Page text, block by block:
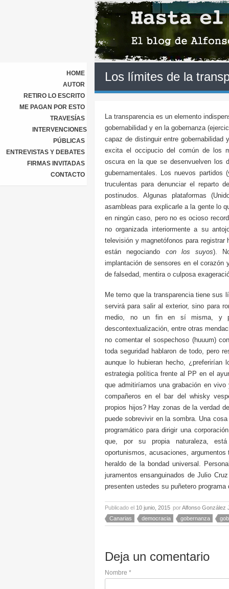
HOME
AUTOR
RETIRO LO ESCRITO
ME PAGAN POR ESTO
TRAVESÍAS
INTERVENCIONES
PÚBLICAS
ENTREVISTAS Y DEBATES
FIRMAS INVITADAS
CONTACTO
Los límites de la
La transparencia es un elemento
gobernabilidad y en la gobernanza
capaz de distinguir entre
excita el occipucio del común de los
oscura en la que se desenvuelven los
gubernamentales. Los nuevos partidos
truculentas para denunciar el reparto
postinudos. Algunas plataformas
asambleas para explicarle a la gente lo
en ningún caso, pero no es ocioso
no organizada interiormente a su
televisión y magnetófonos para
están negociando con los suyos).
implantación de sensores en el corazón
de falsedad, mentira o culposa
Me temo que la transparencia tiene sus
servirá para salir al exterior, sino para
medio, no un fin en sí misma, y
descontextualización, entre otras
no comentar el sospechoso (huuum)
toda seguridad hablaron de todo, pero
aunque lo hubieran hecho,
estrategia política frente al PP en el
que admitiríamos una grabación en
compañeros en el bar del whisky
propios hijos? Hay zonas de la verdad
puede sobrevivir en la sombra. Una
programático para dirigir una
que, por su propia naturaleza, está
oportunismos, acusaciones,
heraldo de la bondad universal.
juramentos ensanguinados de Julio
presenten ustedes su puñetero
Publicado el 10 junio, 2015 porAlfonso González
Canarias
democracia gobernanza
Deja un comentario
Nombre *